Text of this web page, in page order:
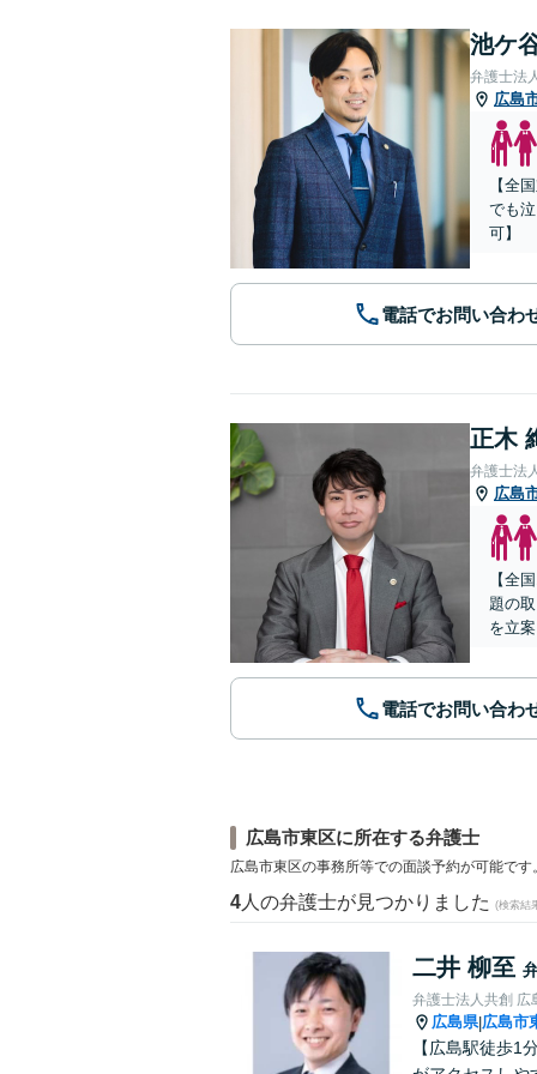
池ケ
弁護士法
広島
【全
でも
可】
電話でお問い合わ
正木
弁護士法
広島
【全
題の
を立
電話でお問い合わ
広島市東区に所在する弁護士
広島市東区の事務所等での面談予約が可能です
4 人の弁護士が見つかりました (検索結
二井 柳至
弁護士法人共創 広
広島県|広島市
【広島駅徒歩